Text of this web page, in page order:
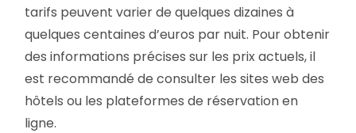
tarifs peuvent varier de quelques dizaines à
quelques centaines d’euros par nuit. Pour obtenir
des informations précises sur les prix actuels, il
est recommandé de consulter les sites web des
hôtels ou les plateformes de réservation en
ligne.